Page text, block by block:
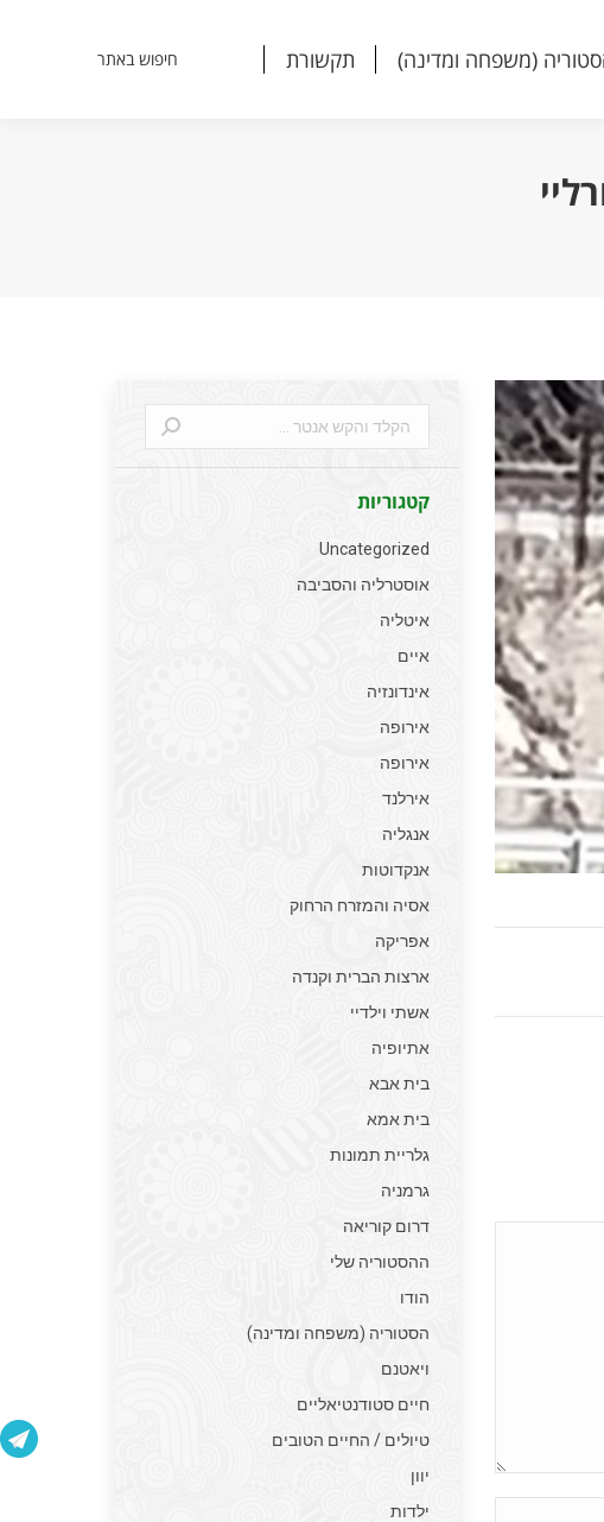
(משפחה ומדינה) תקשורת Search:
חיפוש באתר
פסל
מלורליי
האגדה
בעקבות
Search:
קטגוריות
Uncategorized
אוסטרליה והסביבה
איטליה
איים
אינדונזיה
אירופה
אירופה
אירלנד
אנגליה
אנקדוטות
אסיה והמזרח הרחוק
אפריקה
ארצות הברית וקנדה
אשתי וילדיי
אתיופיה
בית אבא
בית אמא
גלריית תמונות
גרמניה
דרום קוריאה
ההסטוריה שלי
הודו
הסטוריה (משפחה ומדינה)
ויאטנם
חיים סטודנטיאליים
טיולים / החיים הטובים
יוון
ילדות